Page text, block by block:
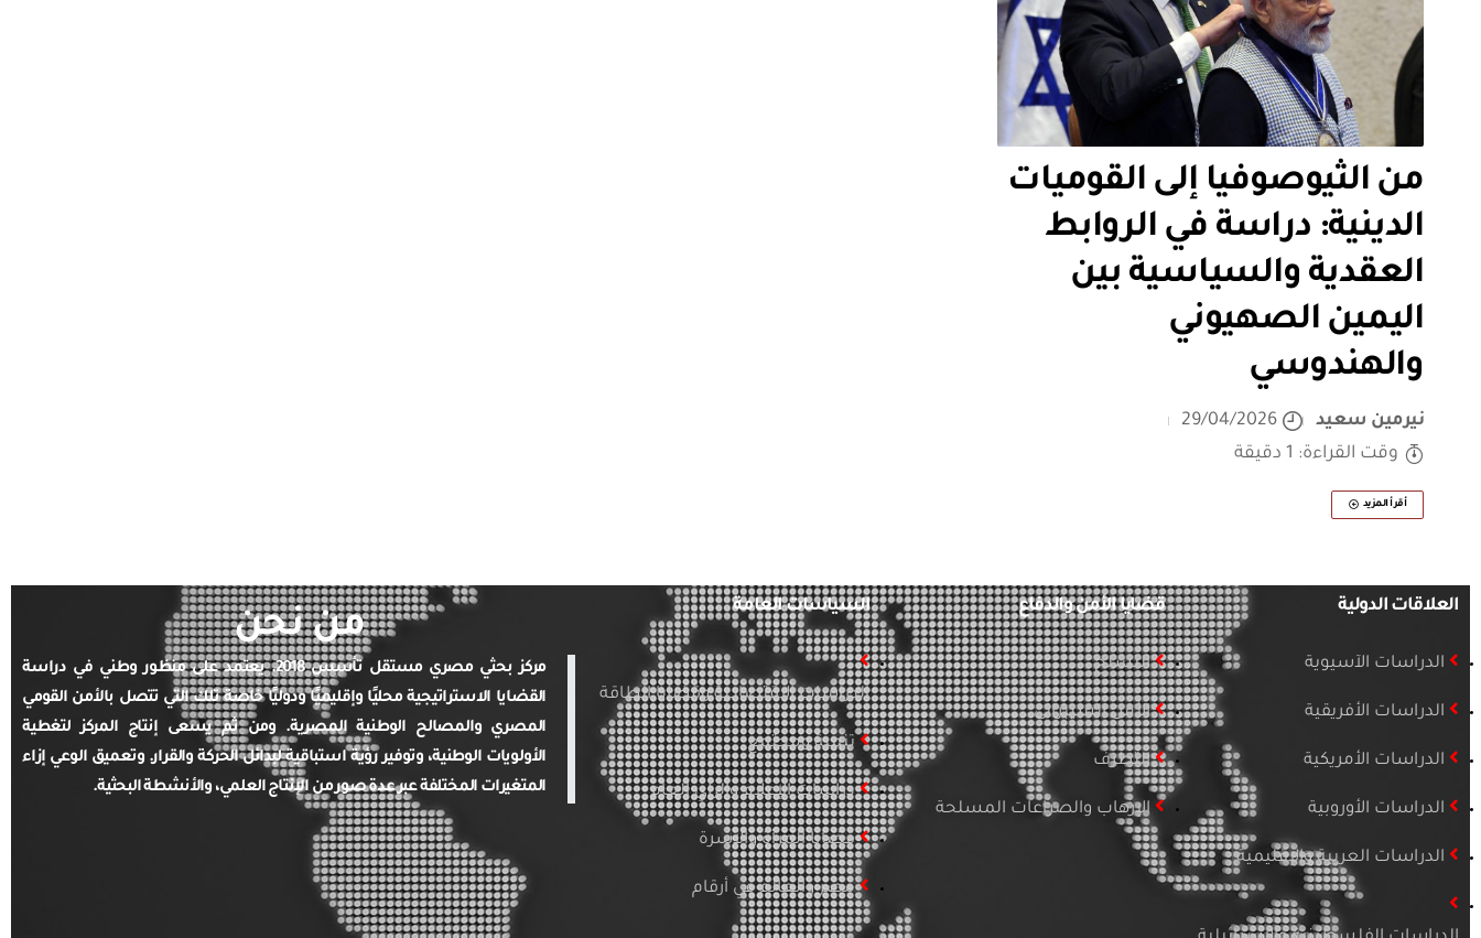
من الثيوصوفيا إلى القوميات
الدينية: دراسة في الروابط
العقدية والسياسية بين
اليمين الصهيوني
والهندوسي
نيرمين سعيد
29/04/2026
وقت القراءة: 1 دقيقة
أقرأ المزيد
العلاقات الدولية
الدراسات الآسيوية
الدراسات الأفريقية
الدراسات الأمريكية
الدراسات الأوروبية
الدراسات العربية والإقليمية
قضايا الأمن والدفاع
التسلح
الأمن السيبراني
التطرف
الإرهاب والصراعات المسلحة
السياسات العامة
الدراسات الاقتصادية وقضايا الطاقة
تنمية ومجتمع
دراسات الإعلام والرأي العام
قضايا المرأة والأسرة
مصر والعالم في أرقام
من نحن
مركز بحثي مصري مستقل تأسس 2018. يعتمد على منظور وطني في دراسة
القضايا الاستراتيجية محليًا وإقليميًا ودوليًا خاصة تلك التي تتصل بالأمن القومي
المصري والمصالح الوطنية المصرية. ومن ثم يسعى إنتاج المركز لتغطية
الأولويات الوطنية، وتوفير رؤية استباقية لبدائل الحركة والقرار. وتعميق الوعي إزاء
المتغيرات المختلفة عبر عدة صور من الإنتاج العلمي، والأنشطة البحثية.